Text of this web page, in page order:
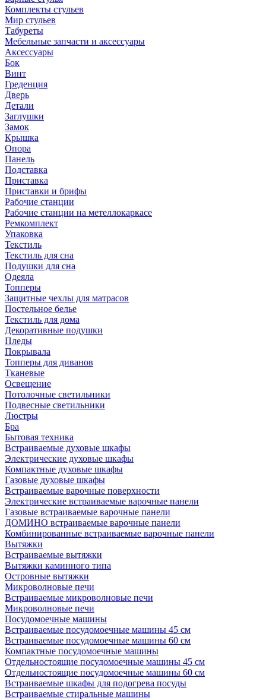
Комплекты стульев
Мир стульев
Табуреты
Мебельные запчасти и аксессуары
Аксессуары
Бок
Винт
Греденция
Дверь
Детали
Заглушки
Замок
Крышка
Опора
Панель
Подставка
Приставка
Приставки и брифы
Рабочие станции
Рабочие станции на метеллокаркасе
Ремкомплект
Упаковка
Текстиль
Текстиль для сна
Подушки для сна
Одеяла
Топперы
Защитные чехлы для матрасов
Постельное белье
Текстиль для дома
Декоративные подушки
Пледы
Покрывала
Топперы для диванов
Тканевые
Освещение
Потолочные светильники
Подвесные светильники
Люстры
Бра
Бытовая техника
Встраиваемые духовые шкафы
Электрические духовые шкафы
Компактные духовые шкафы
Газовые духовые шкафы
Встраиваемые варочные поверхности
Электрические встраиваемые варочные панели
Газовые встраиваемые варочные панели
ДОМИНО встраиваемые варочные панели
Комбинированные встраиваемые варочные панели
Вытяжки
Встраиваемые вытяжки
Вытяжки каминного типа
Островные вытяжки
Микроволновые печи
Встраиваемые микроволновые печи
Микроволновые печи
Посудомоечные машины
Встраиваемые посудомоечные машины 45 см
Встраиваемые посудомоечные машины 60 см
Компактные посудомоечные машины
Отдельностоящие посудомоечные машины 45 см
Отдельностоящие посудомоечные машины 60 см
Встраиваемые шкафы для подогрева посуды
Встраиваемые стиральные машины